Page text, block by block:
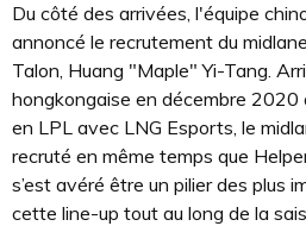
Du côté des arrivées, l'équipe
annoncé le recrutement du
Talon, Huang "Maple" Yi-Tang.
hongkongaise en décembre 2020
en LPL avec LNG Esports, le
recruté en même temps que
s’est avéré être un pilier des plus
cette line-up tout au long de la